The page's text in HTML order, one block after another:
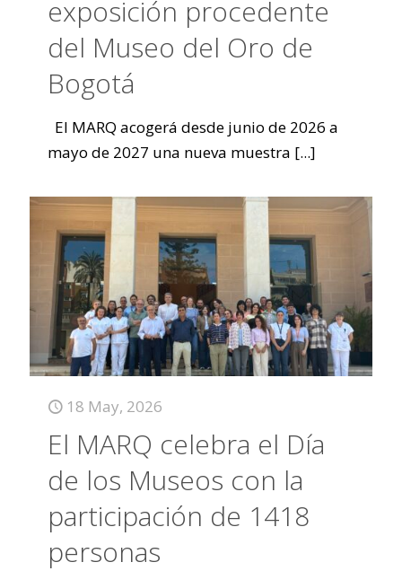
exposición procedente
del Museo del Oro de
Bogotá
El MARQ acogerá desde junio de 2026 a
mayo de 2027 una nueva muestra [...]
18 May, 2026
El MARQ celebra el Día
de los Museos con la
participación de 1418
personas